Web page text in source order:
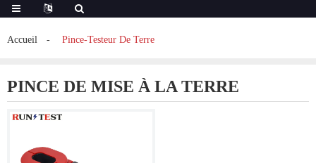
Accueil Pince-Testeur De Terre
PINCE DE MISE À LA TERRE